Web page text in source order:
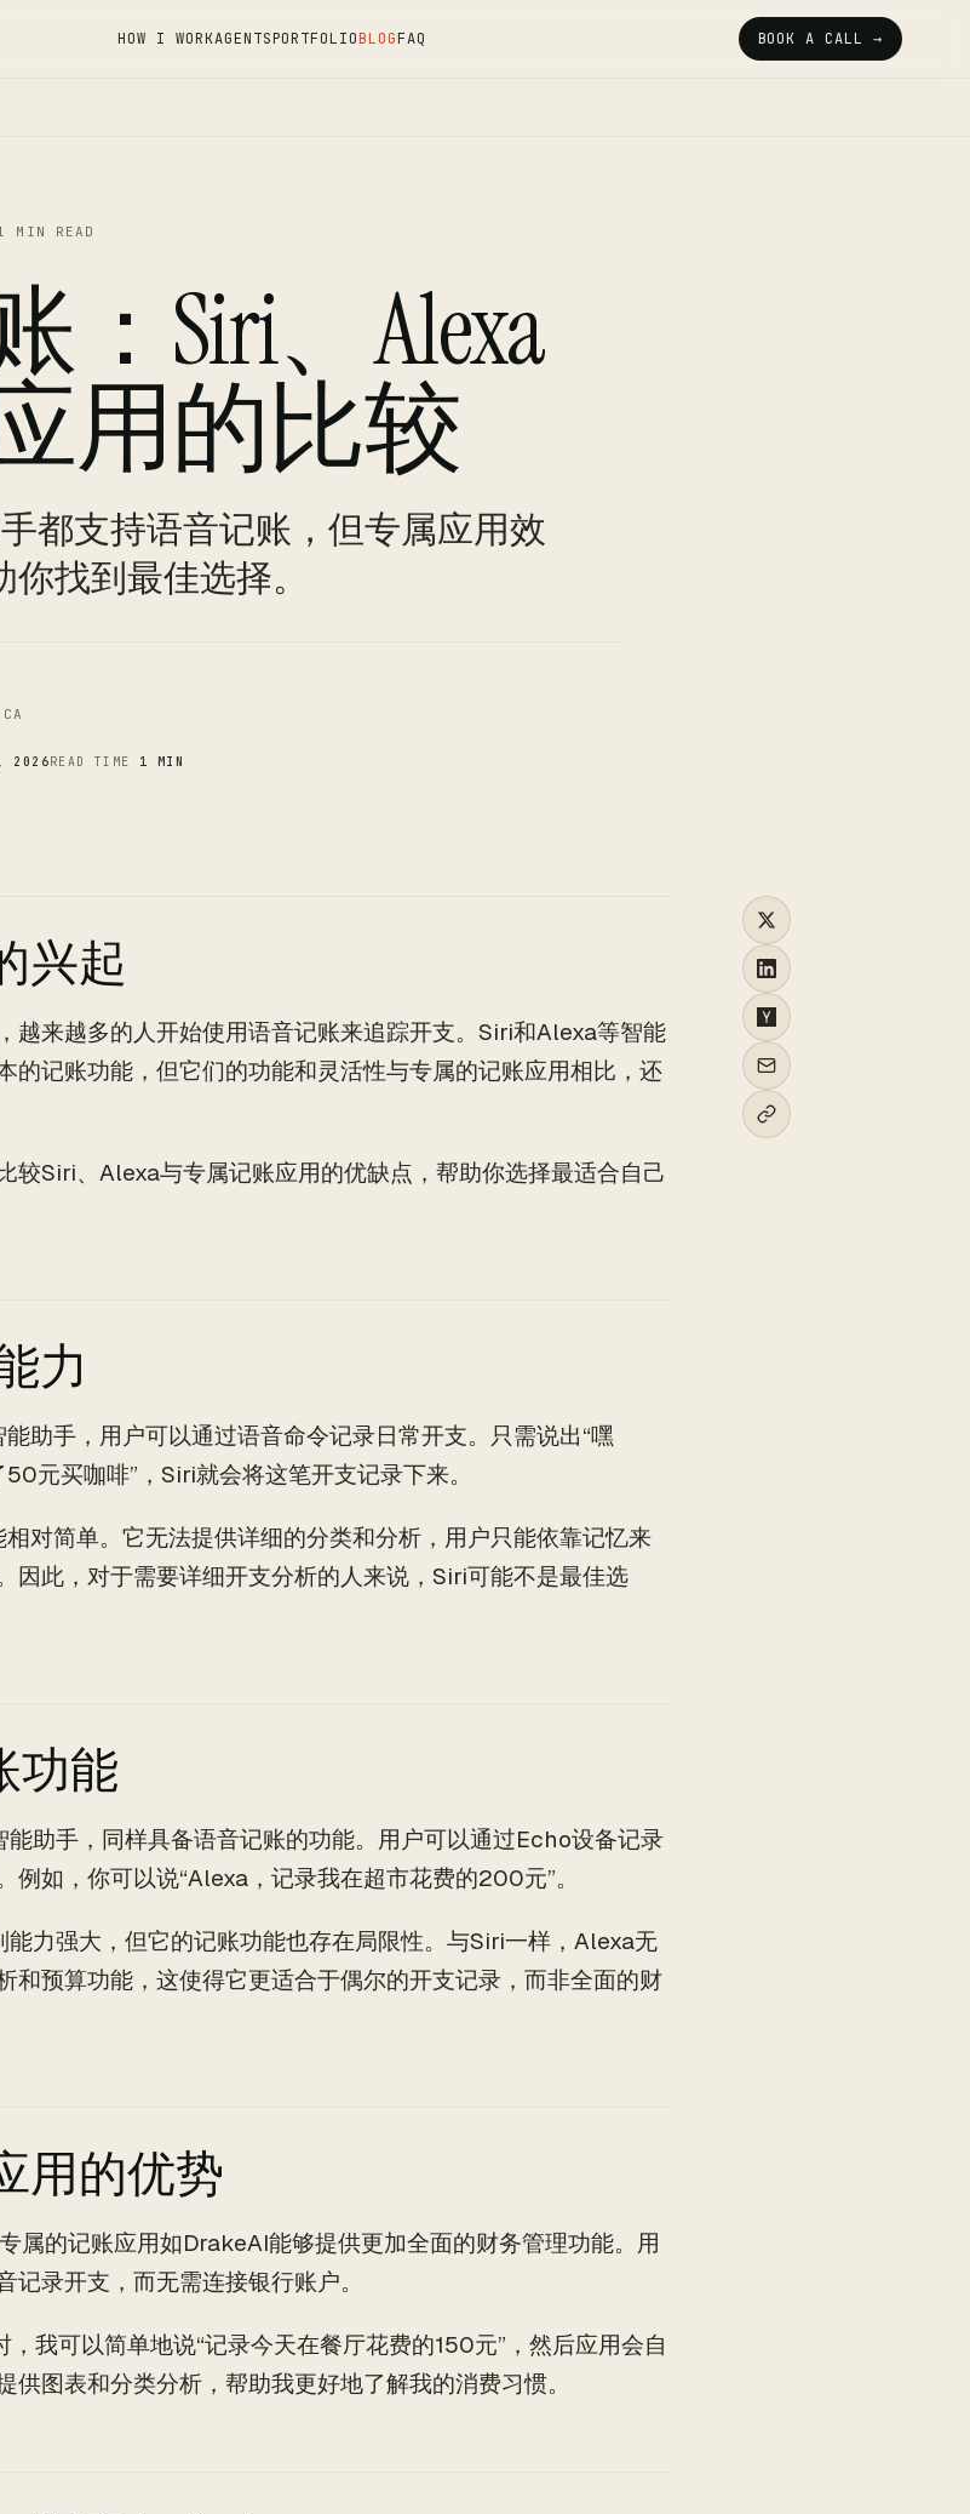
HOW I WORKAGENTSPORTFOLIOBLOGFAQ BOOK A CALL →
MIN READ
：Siri、Alexa
用的比较
手都支持语音记账，但专属应用效
找到最佳选择。
2026READ TIME 1 MIN
CTO
兴起
越来越多的人开始使用语音记账来追踪开支。Siri和Alexa等智能
的记账功能，但它们的功能和灵活性与专属的记账应用相比，还
较Siri、Alexa与专属记账应用的优缺点，帮助你选择最适合自己
力
助手，用户可以通过语音命令记录日常开支。只需说出“嘿
元买咖啡”，Siri就会将这笔开支记录下来。
对简单。它无法提供详细的分类和分析，用户只能依靠记忆来
因此，对于需要详细开支分析的人来说，Siri可能不是最佳选
功能
助手，同样具备语音记账的功能。用户可以通过Echo设备记录
例如，你可以说“Alexa，记录我在超市花费的200元”。
力强大，但它的记账功能也存在局限性。与Siri一样，Alexa无
和预算功能，这使得它更适合于偶尔的开支记录，而非全面的财
用的优势
属的记账应用如DrakeAI能够提供更加全面的财务管理功能。用
记录开支，而无需连接银行账户。
我可以简单地说“记录今天在餐厅花费的150元”，然后应用会自
供图表和分类分析，帮助我更好地了解我的消费习惯。